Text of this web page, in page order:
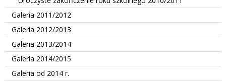
Galeria 2011/2012
Galeria 2012/2013
Galeria 2013/2014
Galeria 2014/2015
Galeria od 2014 r.